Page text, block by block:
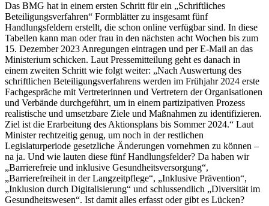
Das BMG hat in einem ersten Schritt für ein „Schriftliches
Beteiligungsverfahren“ Formblätter zu insgesamt fünf
Handlungsfeldern erstellt, die schon online verfügbar sind. In diese
Tabellen kann man oder frau in den nächsten acht Wochen bis zum
15. Dezember 2023 Anregungen eintragen und per E-Mail an das
Ministerium schicken. Laut Pressemitteilung geht es danach in
einem zweiten Schritt wie folgt weiter: „Nach Auswertung des
schriftlichen Beteiligungsverfahrens werden im Frühjahr 2024 erste
Fachgespräche mit Vertreterinnen und Vertretern der Organisationen
und Verbände durchgeführt, um in einem partizipativen Prozess
realistische und umsetzbare Ziele und Maßnahmen zu identifizieren.
Ziel ist die Erarbeitung des Aktionsplans bis Sommer 2024.“ Laut
Minister rechtzeitig genug, um noch in der restlichen
Legislaturperiode gesetzliche Änderungen vornehmen zu können –
na ja. Und wie lauten diese fünf Handlungsfelder? Da haben wir
„Barrierefreie und inklusive Gesundheitsversorgung“,
„Barrierefreiheit in der Langzeitpflege“, „Inklusive Prävention“,
„Inklusion durch Digitalisierung“ und schlussendlich „Diversität im
Gesundheitswesen“. Ist damit alles erfasst oder gibt es Lücken?